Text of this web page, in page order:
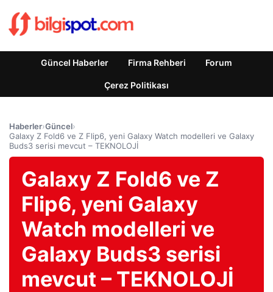
Güncel Haberler Firma Rehberi Forum
Çerez Politikası
Haberler›Güncel›
Galaxy Z Fold6 ve Z Flip6, yeni Galaxy Watch modelleri ve Galaxy
Buds3 serisi mevcut – TEKNOLOJİ
Galaxy Z Fold6 ve Z
Flip6, yeni Galaxy
Watch modelleri ve
Galaxy Buds3 serisi
mevcut – TEKNOLOJİ